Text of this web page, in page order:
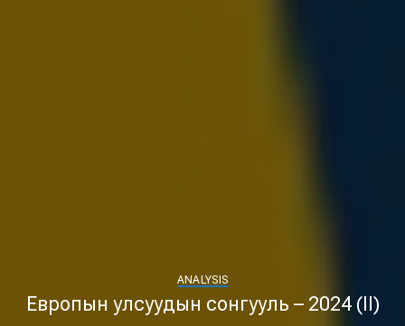
ANALYSIS
Европын улсуудын сонгууль – 2024 (II)